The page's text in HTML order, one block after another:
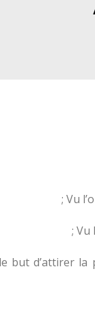
Vu
Vu
but d’attirer